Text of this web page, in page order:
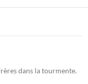
dans la tourmente.